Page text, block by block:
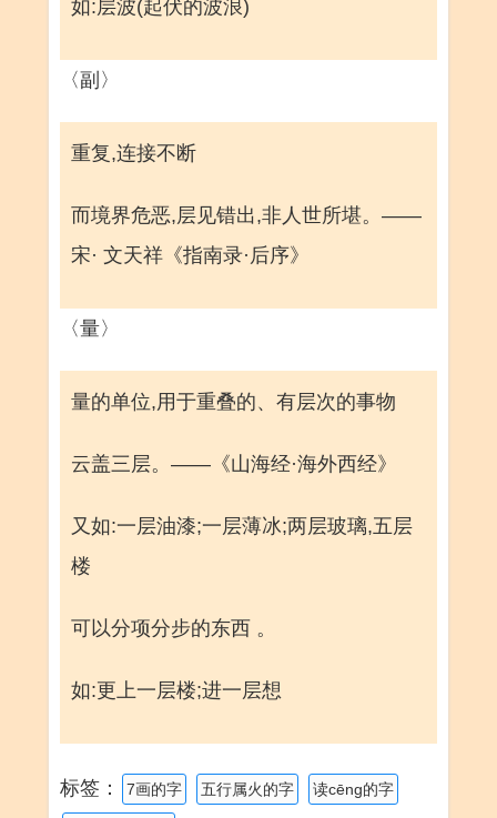
如:层波(起伏的波浪)
〈副〉
重复,连接不断
而境界危恶,层见错出,非人世所堪。——
宋· 文天祥《指南录·后序》
〈量〉
量的单位,用于重叠的、有层次的事物
云盖三层。——《山海经·海外西经》
又如:一层油漆;一层薄冰;两层玻璃,五层
楼
可以分项分步的东西 。
如:更上一层楼;进一层想
标签： 7画的字 五行属火的字 读cēng的字